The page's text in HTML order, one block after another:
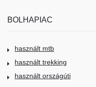
BOLHAPIAC
használt mtb
használt trekking
használt országúti